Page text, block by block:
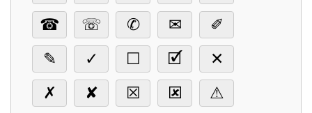
☎
☏ ✆ ✉
✐
✎
✓ ☐ 🗹
✕
✗
✘ ☒ 🗷
⚠